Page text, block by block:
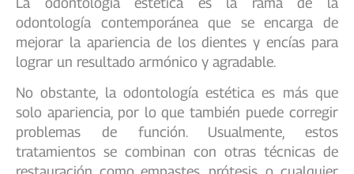
odontología contemporánea que se encarga de
mejorar la apariencia de los dientes y encías para
lograr un resultado armónico y agradable.
No obstante, la odontología estética es más que
solo apariencia, por lo que también puede corregir
problemas de función. Usualmente, estos
tratamientos se combinan con otras técnicas de